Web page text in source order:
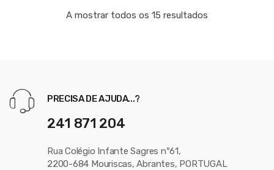
A mostrar todos os 15 resultados
PRECISA DE AJUDA...?
241 871 204
Rua Colégio Infante Sagres nº61,
2200-684 Mouriscas, Abrantes, PORTUGAL